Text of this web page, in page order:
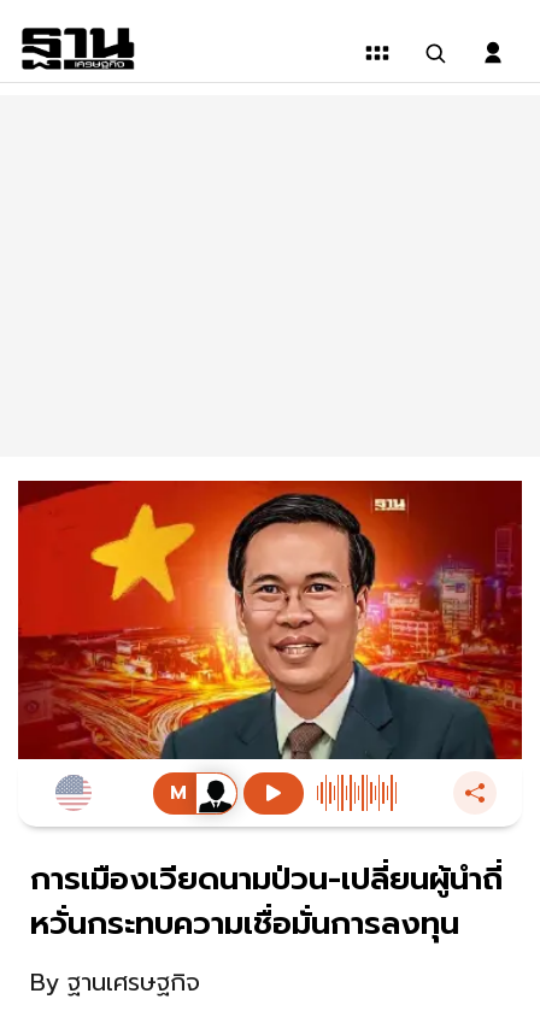
การเมืองเวียดนามป่วน-เปลี่ยนผู้นำถี่
หวั่นกระทบความเชื่อมั่นการลงทุน
By ฐานเศรษฐกิจ